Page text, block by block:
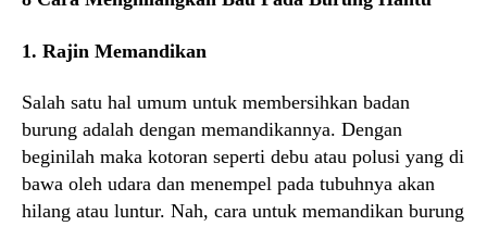
1. Rajin Memandikan
Salah satu hal umum untuk membersihkan badan
burung adalah dengan memandikannya. Dengan
beginilah maka kotoran seperti debu atau polusi yang di
bawa oleh udara dan menempel pada tubuhnya akan
hilang atau luntur. Nah, cara untuk memandikan burung